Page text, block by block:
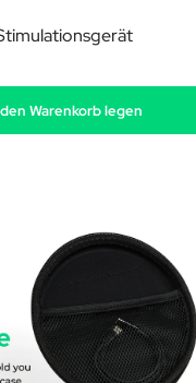
Warenkorb legen